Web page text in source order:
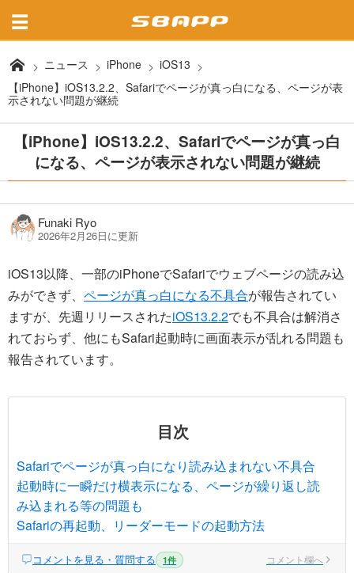
ニュース iPhone
iOS13
【iPhone】iOS13.2.2、Safariでページが真っ白になる、ページが表
示されない問題が継続
【iPhone】iOS13.2.2、Safariでページが真っ白
になる、ページが表示されない問題が継続
Funaki Ryo
2026年2月26日に更新
iOS13以降、一部のiPhoneでSafariでウェブページの読み込
みができず、 ページが真っ白になる不具合が報告されてい
ますが、先週リリースされたiOS13.2.2でも不具合は解消さ
れておらず、他にもSafari起動時に画面表示が乱れる問題も
報告されています。
目次
Safariでページが真っ白になり読み込まれない不具合
起動時に一瞬だけ横表示になる、ページが繰り返し読
み込まれる等の問題も
Safariの再起動、リーダーモードの起動方法
コメントを見る・質問する 1件 コメント欄へ